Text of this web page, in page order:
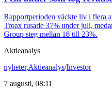
Rapportperioden väckte liv i flera
Troax rusade 37% under juli,
Group steg mellan 18 till 23%.
Aktieanalys
nyheter,Aktieanalys/Investor
7 augusti, 08:11